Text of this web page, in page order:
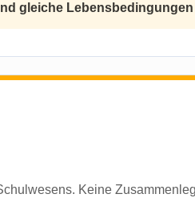
gleiche
Keine